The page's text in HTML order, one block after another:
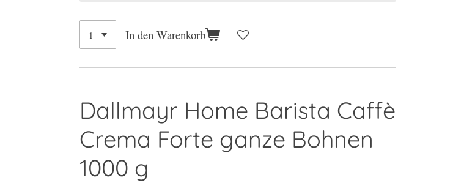
In den Warenkorb
Dallmayr Home Barista Caffè
Crema Forte ganze Bohnen
1000 g